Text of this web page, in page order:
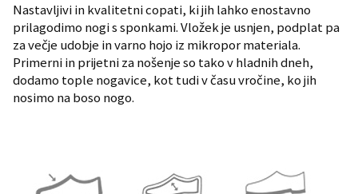
Nastavljivi in kvalitetni copati, ki jih lahko enostavno
prilagodimo nogi s sponkami. Vložek je usnjen, podplat pa
za večje udobje in varno hojo iz mikropor materiala.
Primerni in prijetni za nošenje so tako v hladnih dneh,
dodamo tople nogavice, kot tudi v času vročine, ko jih
nosimo na boso nogo.